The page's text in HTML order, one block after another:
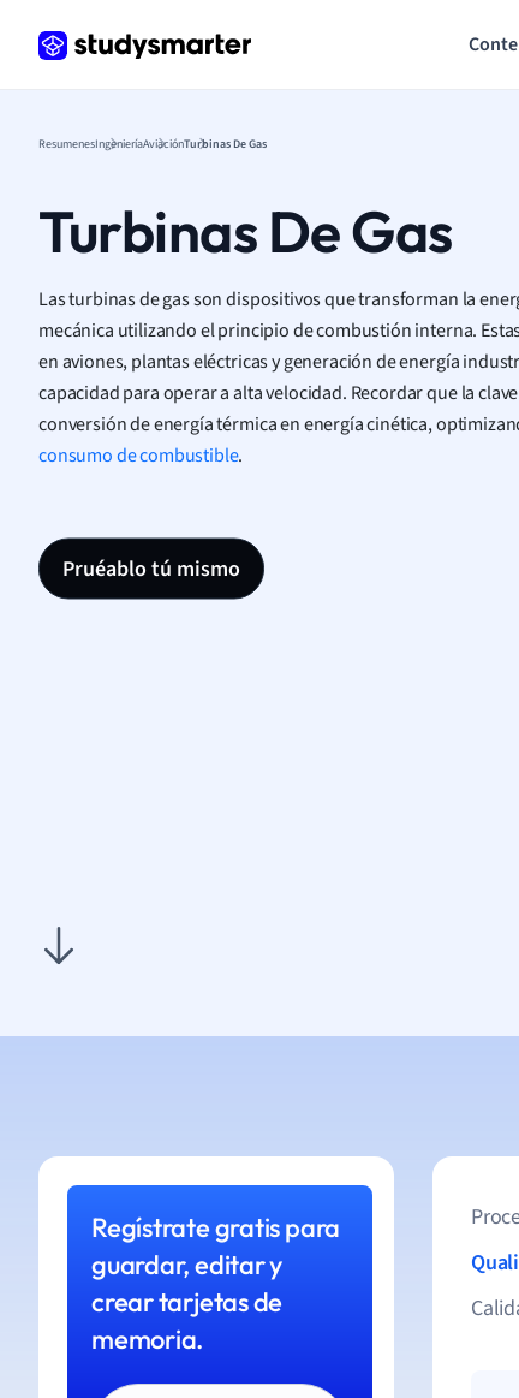
ResumenesIngenieríaAviaciónTurbinas De Gas
Turbinas De Gas
Las turbinas de gas son dispositivos que transforman la
mecánica utilizando el principio de combustión interna.
en aviones, plantas eléctricas y generación de energía
capacidad para operar a alta velocidad. Recordar que la
conversión de energía térmica en energía cinética,
consumo de combustible.
Pruéablo tú mismo
Regístrate gratis para
guardar, editar y
crear tarjetas de
memoria.